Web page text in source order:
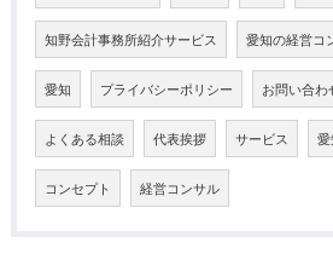
知野会計事務所紹介サービス 愛知の経営コ
愛知 プライバシーポリシー お問い合わ
よくある相談 代表挨拶 サービス
コンセプト 経営コンサル